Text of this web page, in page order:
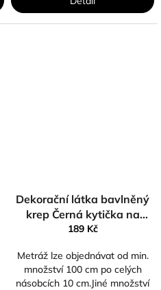
Dekorační látka bavlněný
krep Černá kytička na
béžové
189 Kč
Metráž lze objednávat od min.
množství 100 cm po celých
násobcích 10 cm.Jiné množství